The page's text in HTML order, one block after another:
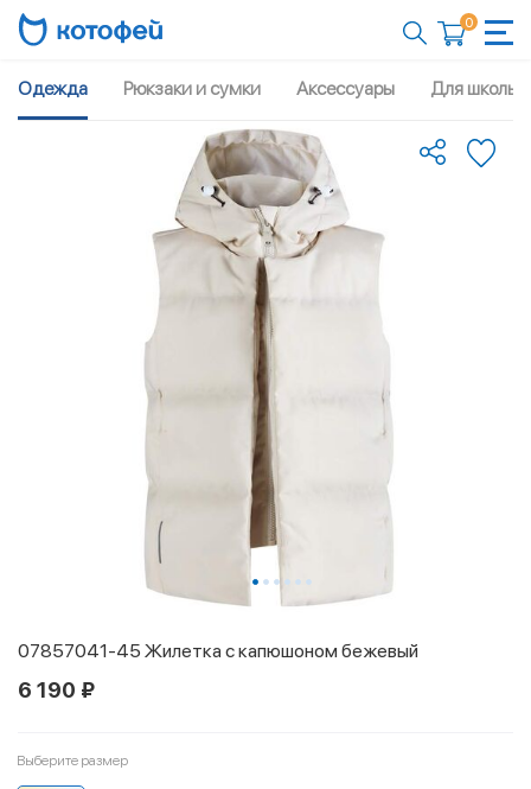
0
Одежда Рюкзаки и сумки Аксессуары Для школы
07857041-45 Жилетка с капюшоном бежевый
6 190 ₽
Выберите размер